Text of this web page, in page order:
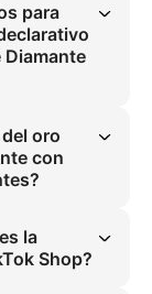
para
Diamante
Collar de
para bodas y
Visualización
de Gama Alta
oro
con
de Zafiro
de los
Aplicación de
la
Shop?